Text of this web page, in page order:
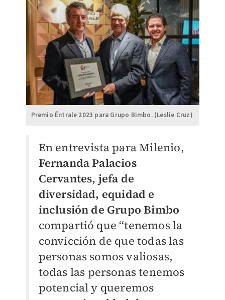
Premio Éntrale 2023 para Grupo Bimbo. (Leslie Cruz)
En entrevista para Milenio,
Fernanda Palacios
Cervantes, jefa de
diversidad, equidad e
inclusión de Grupo Bimbo
compartió que “tenemos la
convicción de que todas las
personas somos valiosas,
todas las personas tenemos
potencial y queremos